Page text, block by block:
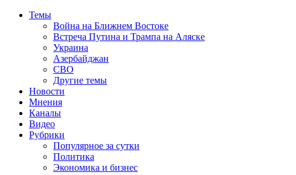
Темы
Война на Ближнем Востоке
Встреча Путина и Трампа на Аляске
Украина
Азербайджан
СВО
Другие темы
Новости
Мнения
Каналы
Видео
Рубрики
Популярное за сутки
Политика
Экономика и бизнес